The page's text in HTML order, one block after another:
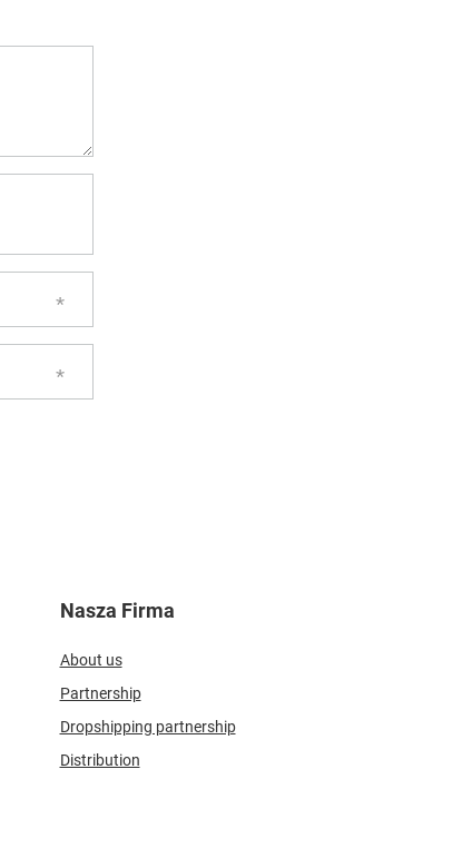
Nasza Firma
About us
Partnership
Dropshipping partnership
Distribution